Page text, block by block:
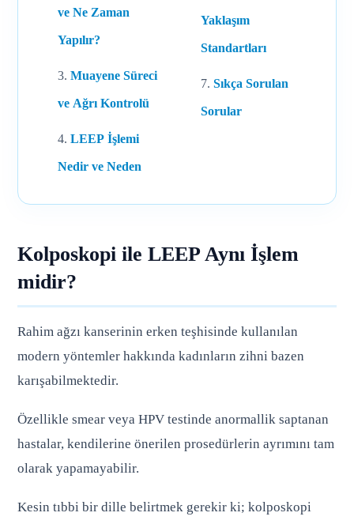
ve Ne Zaman
Yapılır?
Muayene Süreci
ve Ağrı Kontrolü
LEEP İşlemi
Nedir ve Neden
Yaklaşım
Standartları
Sıkça Sorulan
Sorular
Kolposkopi ile LEEP Aynı İşlem
midir?
Rahim ağzı kanserinin erken teşhisinde kullanılan
modern yöntemler hakkında kadınların zihni bazen
karışabilmektedir.
Özellikle smear veya HPV testinde anormallik saptanan
hastalar, kendilerine önerilen prosedürlerin ayrımını tam
olarak yapamayabilir.
Kesin tıbbi bir dille belirtmek gerekir ki; kolposkopi